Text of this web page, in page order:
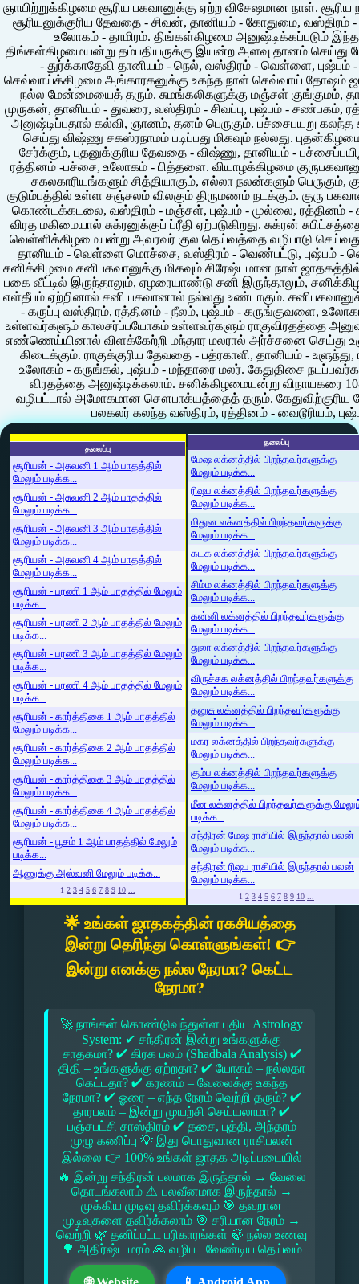
ஞாயிற்றுக்கிழமை சூரிய பகவானுக்கு ஏற்ற விசேஷமான நாள்.
சூரியனுக்குரிய தேவதை - சிவன், தானியம் - கோதுமை, வஸ்திரம்
உலோகம் - தாமிரம். திங்கள்கிழமை அனுஷ்டிக்கப்படும்
திங்கள்கிழமையன்று தம்பதியருக்கு இயன்ற அளவு தானம் செய்து
- துர்க்காதேவி தானியம் - நெல், வஸ்திரம் - வெள்ளை,
செவ்வாய்க்கிழமை அங்காரகனுக்கு உகந்த நாள் செவ்வாய் தோஷம்
நல்ல மேன்மையைத் தரும். சுமங்கலிகளுக்கு மஞ்சள் குங்குமம்,
முருகன், தானியம் - துவரை, வஸ்திரம் - சிவப்பு, புஷ்பம் - சண்பகம்,
அனுஷ்டிப்பதால் கல்வி, ஞானம், தனம் பெருகும். பச்சைபயறு
செய்து விஷ்ணு சகஸ்ரநாமம் படிப்பது மிகவும் நல்லது.
சேர்க்கும், புதனுக்குரிய தேவதை - விஷ்ணு, தானியம் -
ரத்தினம் -பச்சை, உலோகம் - பித்தளை. வியாழக்கிழமை
சகலகாரியங்களும் சித்தியாகும், எல்லா நலன்களும்
குடும்பத்தில் உள்ள சஞ்சலம் விலகும் திருமணம் நடக்கும். குரு
கொண்டக்கடலை, வஸ்திரம் - மஞ்சள், புஷ்பம் - முல்லை, ரத்தினம் -
விரத மகிமையால் சுக்ரனுக்குப் ப்ரீதி ஏற்படுகிறது. சுக்ரன்
வெள்ளிக்கிழமையன்று அவரவர் குல தெய்வத்தை வழிபாடு
தானியம் - வெள்ளை மொச்சை, வஸ்திரம் - வெண்பட்டு, புஷ்பம் -
சனிக்கிழமை சனிபகவானுக்கு மிகவும் சிரேஷ்டமான நாள்
பகை வீட்டில் இருந்தாலும், ஏழரையாண்டு சனி இருந்தாலும்,
எள்தீபம் ஏற்றினால் சனி பகவானால் நல்லது உண்டாகும்.
- கருப்பு வஸ்திரம், ரத்தினம் - நீலம், புஷ்பம் - கருங்குவளை,
உள்ளவர்களும் காலசர்ப்பயோகம் உள்ளவர்களும் ராகுவிரதத்தை
எண்ணெய்யினால் விளக்கேற்றி மந்தார மலரால் அர்ச்சனை செய்து
கிடைக்கும். ராகுக்குரிய தேவதை - பத்ரகாளி, தானியம் -
உலோகம் - கருங்கல், புஷ்பம் - மந்தாரை மலர். கேதுதிசை
விரதத்தை அனுஷ்டிக்கலாம். சனிக்கிழமையன்று விநாயகரை
வழிபட்டால் அமோகமான சௌபாக்யத்தைத் தரும்.
பலகலர் கலந்த வஸ்திரம், ரத்தினம் - வைடூரியம்,
தலைப்பு
சூரியன் - அசுவனி 1 ஆம் பாதத்தில்
மேலும் படிக்க...
சூரியன் - அசுவனி 2 ஆம் பாதத்தில்
மேலும் படிக்க...
சூரியன் - அசுவனி 3 ஆம் பாதத்தில்
மேலும் படிக்க...
சூரியன் - அசுவனி 4 ஆம் பாதத்தில்
மேலும் படிக்க...
சூரியன் - பரணி 1 ஆம் பாதத்தில் மேலும்
படிக்க...
சூரியன் - பரணி 2 ஆம் பாதத்தில் மேலும்
படிக்க...
சூரியன் - பரணி 3 ஆம் பாதத்தில் மேலும்
படிக்க...
சூரியன் - பரணி 4 ஆம் பாதத்தில் மேலும்
படிக்க...
சூரியன் - கார்த்திகை 1 ஆம் பாதத்தில்
மேலும் படிக்க...
சூரியன் - கார்த்திகை 2 ஆம் பாதத்தில்
மேலும் படிக்க...
சூரியன் - கார்த்திகை 3 ஆம் பாதத்தில்
மேலும் படிக்க...
சூரியன் - கார்த்திகை 4 ஆம் பாதத்தில்
மேலும் படிக்க...
சூரியன் - பூசம் 1 ஆம் பாதத்தில் மேலும்
படிக்க...
ஆணுக்கு அஸ்வனி மேலும் படிக்க...
1 2 3 4 5 6 7 8 9 10 ...
தலைப்பு
மேஷ லக்னத்தில் பிறந்தவர்களுக்கு
மேலும் படிக்க...
ரிஷப லக்னத்தில் பிறந்தவர்களுக்கு
மேலும் படிக்க...
மிதுன லக்னத்தில் பிறந்தவர்களுக்கு
மேலும் படிக்க...
கடக லக்னத்தில் பிறந்தவர்களுக்கு
மேலும் படிக்க...
சிம்ம லக்னத்தில் பிறந்தவர்களுக்கு
மேலும் படிக்க...
கன்னி லக்னத்தில் பிறந்தவர்களுக்கு
மேலும் படிக்க...
துலா லக்னத்தில் பிறந்தவர்களுக்கு
மேலும் படிக்க...
விருச்சக லக்னத்தில் பிறந்தவர்களுக்கு
மேலும் படிக்க...
தனுசு லக்னத்தில் பிறந்தவர்களுக்கு
மேலும் படிக்க...
மகர லக்னத்தில் பிறந்தவர்களுக்கு
மேலும் படிக்க...
கும்ப லக்னத்தில் பிறந்தவர்களுக்கு
மேலும் படிக்க...
மீன லக்னத்தில் பிறந்தவர்களுக்கு
படிக்க...
சந்திரன் மேஷ ராசியில் இருந்தால் பலன்
மேலும் படிக்க...
சந்திரன் ரிஷப ராசியில் இருந்தால் பலன்
மேலும் படிக்க...
1 2 3 4 5 6 7 8 9 10 ...
🌟 உங்கள் ஜாதகத்தின் ரகசியத்தை
இன்று தெரிந்து கொள்ளுங்கள்! 👉
இன்று எனக்கு நல்ல நேரமா? கெட்ட
நேரமா?
🚀 நாங்கள் கொண்டுவந்துள்ள புதிய Astrology
System: ✔ சந்திரன் இன்று உங்களுக்கு
சாதகமா? ✔ கிரக பலம் (Shadbala Analysis) ✔
திதி – உங்களுக்கு ஏற்றதா? ✔ யோகம் – நல்லதா
கெட்டதா? ✔ கரணம் – வேலைக்கு உகந்த
நேரமா? ✔ ஓரை – எந்த நேரம் வெற்றி தரும்? ✔
தாரபலம் – இன்று முயற்சி செய்யலாமா? ✔
பஞ்சபட்சி சாஸ்திரம் ✔ தசை, புத்தி, அந்தரம்
முழு கணிப்பு 💡 இது பொதுவான ராசிபலன்
இல்லை 👉 100% உங்கள் ஜாதக அடிப்படையில்
🔥 இன்று சந்திரன் பலமாக இருந்தால் → வேலை
தொடங்கலாம் ⚠ பலவீனமாக இருந்தால் →
முக்கிய முடிவு தவிர்க்கவும் 🎯 தவறான
முடிவுகளை தவிர்க்கலாம் 🎯 சரியான நேரம் →
வெற்றி 🌿 தனிப்பட்ட பரிகாரங்கள் 🍃 நல்ல உணவு
🌳 அதிர்ஷ்ட மரம் 🙏 வழிபட வேண்டிய தெய்வம்